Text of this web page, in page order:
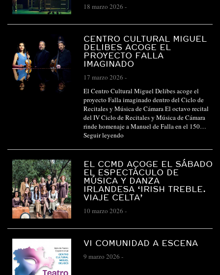
18 marzo 2026 -
CENTRO CULTURAL MIGUEL
DELIBES ACOGE EL
PROYECTO FALLA
IMAGINADO
17 marzo 2026 -
El Centro Cultural Miguel Delibes acoge el
proyecto Falla imaginado dentro del Ciclo de
Recitales y Música de Cámara El octavo recital
del IV Ciclo de Recitales y Música de Cámara
rinde homenaje a Manuel de Falla en el 150…
Seguir leyendo
EL CCMD ACOGE EL SÁBADO
EL ESPECTÁCULO DE
MÚSICA Y DANZA
IRLANDESA ‘IRISH TREBLE.
VIAJE CELTA’
10 marzo 2026 -
VI COMUNIDAD A ESCENA
9 marzo 2026 -